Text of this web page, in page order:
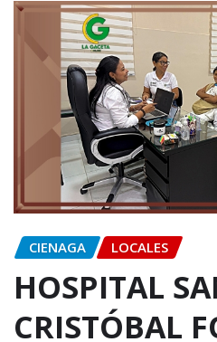
CIENAGA LOCALES
HOSPITAL
CRISTÓBAL